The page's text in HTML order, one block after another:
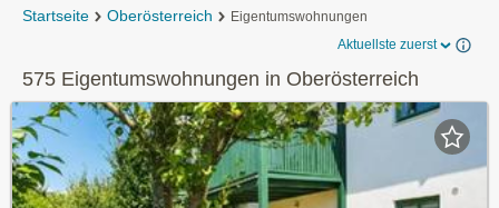
Startseite Oberösterreich
Eigentumswohnungen
Aktuellste zuerst
575 Eigentumswohnungen in Oberösterreich